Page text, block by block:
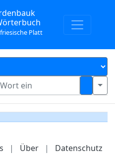
Platt
| Über | Datenschutz